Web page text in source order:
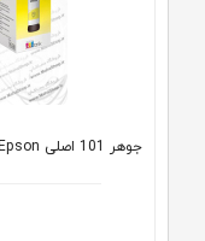
جوهر 101 اصلی Epson